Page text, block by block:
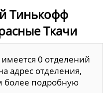
Тинькофф
Ткачи
0 отделений
адрес отделения,
более подробную